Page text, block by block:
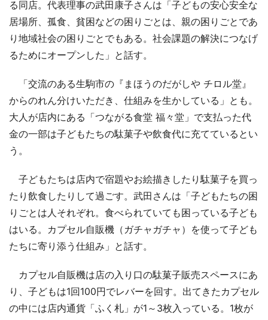
る同店。代表理事の武田康子さんは「子どもの安心安全な
居場所、孤食、貧困などの困りごとは、親の困りごとであ
り地域社会の困りごとでもある。社会課題の解決につなげ
るためにオープンした」と話す。
「交流のある生駒市の『まほうのだがしや チロル堂』
からのれん分けいただき、仕組みを生かしている」とも。
大人が店内にある「つながる食堂 福々堂」で支払った代
金の一部は子どもたちの駄菓子や飲食代に充てているとい
う。
子どもたちは店内で宿題やお絵描きしたり駄菓子を買っ
たり飲食したりして過ごす。武田さんは「子どもたちの困
りごとは人それぞれ。食べられていても困っている子ども
はいる。カプセル自販機（ガチャガチャ）を使って子ども
たちに寄り添う仕組み」と話す。
カプセル自販機は店の入り口の駄菓子販売スペースにあ
り、子どもは1回100円でレバーを回す。出てきたカプセル
の中には店内通貨「ふく札」が1～3枚入っている。1枚が